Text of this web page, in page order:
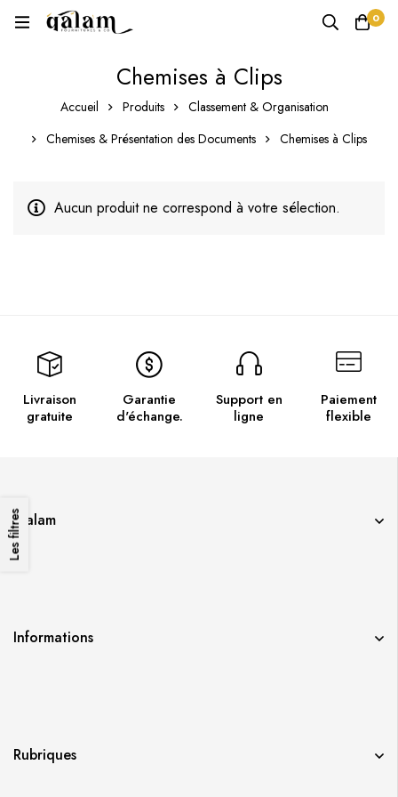
0
Chemises à Clips
Accueil Produits
Classement & Organisation
Chemises & Présentation des Documents
Chemises à Clips
Les filtres
Aucun produit ne correspond à votre sélection.
Livraison
gratuite
Garantie
d'échange.
Support en
ligne
Paiement
flexible
Qalam
Informations
Rubriques